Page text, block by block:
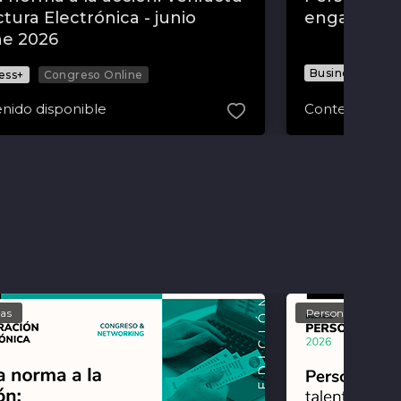
Electrónica - junio
2026
Congreso Online
disponible
Business+
Contenido
Personas